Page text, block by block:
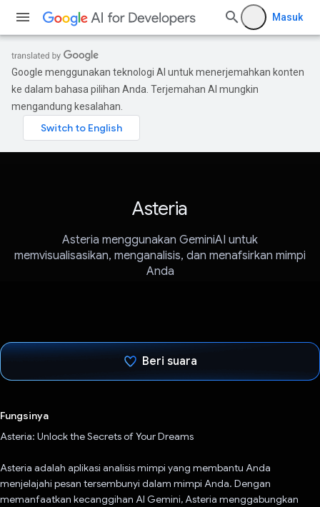
Masuk
Google menggunakan teknologi AI untuk menerjemahkan konten
ke dalam bahasa pilihan Anda. Terjemahan AI mungkin
mengandung kesalahan.
Asteria
Asteria menggunakan GeminiAI untuk
memvisualisasikan, menganalisis, dan menafsirkan mimpi
Anda
Beri suara
Fungsinya
Asteria: Unlock the Secrets of Your Dreams
Asteria adalah aplikasi analisis mimpi yang membantu Anda
menjelajahi pesan tersembunyi dalam mimpi Anda. Dengan
memanfaatkan kecanggihan AI Gemini, Asteria menggabungkan